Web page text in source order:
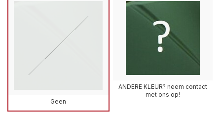
Geen
ANDERE KLEUR? neem contact
met ons op!